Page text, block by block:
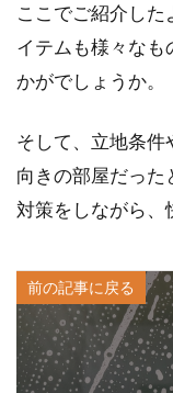
ここでご紹介し
イテムも様々なも
かがでしょうか。
そして、立地条
向きの部屋だった
対策をしながら、
前の記事に戻る